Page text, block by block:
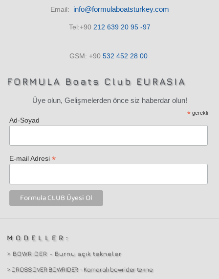
Email: info@formulaboatsturkey.com
Tel:+90 212 639 20 95 -97
GSM: +90 532 452 28 00
FORMULA Boats Club EURASIA
Üye olun, Gelişmelerden önce siz haberdar olun!
* gerekli
Ad-Soyad
E-mail Adresi*
MODELLER:
> BOWRIDER - Burnu açık tekneler
> CROSSOVER BOWRIDER - Kamaralı bowrider tekne